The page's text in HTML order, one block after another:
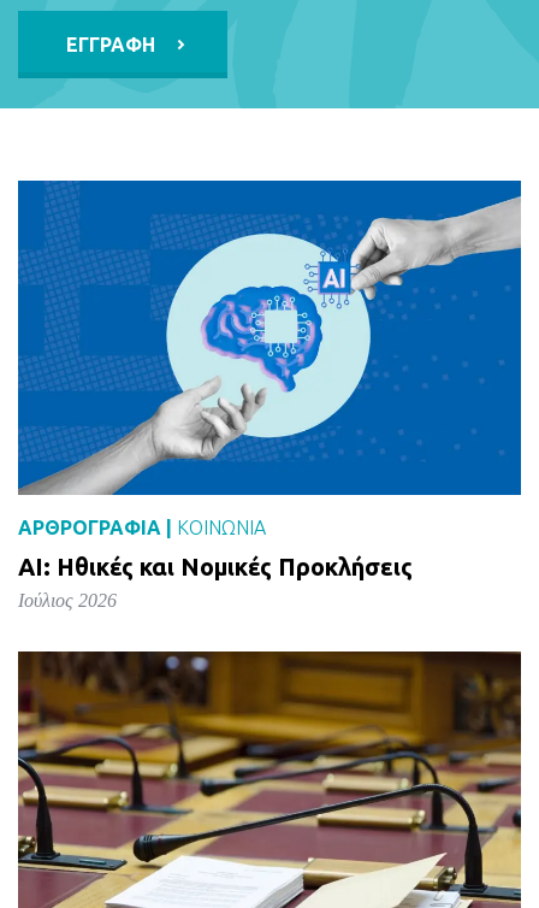
ΑΡΘΡΟΓΡΑΦΙΑ | ΚΟΙΝΩΝΙΑ
AI: Ηθικές και Νομικές Προκλήσεις
Ιούλιος 2026